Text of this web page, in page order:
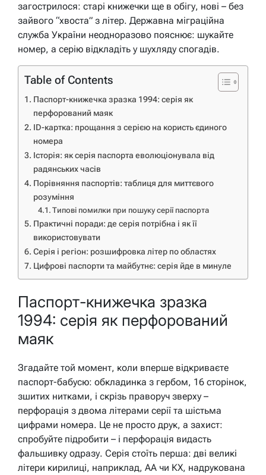
загострилося: старі книжечки ще в обігу, нові – без
зайвого “хвоста” з літер. Державна міграційна
служба України неодноразово пояснює: шукайте
номер, а серію відкладіть у шухляду спогадів.
Table of Contents
Паспорт-книжечка зразка 1994: серія як
перфорований маяк
ID-картка: прощання з серією на користь єдиного
номера
Історія: як серія паспорта еволюціонувала від
радянських часів
Порівняння паспортів: таблиця для миттєвого
розуміння
Типові помилки при пошуку серії паспорта
Практичні поради: де серія потрібна і як її
використовувати
Серія і регіон: розшифровка літер по областях
Цифрові паспорти та майбутнє: серія йде в минуле
Паспорт-книжечка зразка
1994: серія як перфорований
маяк
Згадайте той момент, коли вперше відкриваєте
паспорт-бабусю: обкладинка з гербом, 16 сторінок,
зшитих нитками, і скрізь праворуч зверху –
перфорація з двома літерами серії та шістьма
цифрами номера. Це не просто друк, а захист:
спробуйте підробити – і перфорація видасть
фальшивку одразу. Серія стоїть перша: дві великі
літери кирилиці, наприклад, АА чи КХ, надрукована